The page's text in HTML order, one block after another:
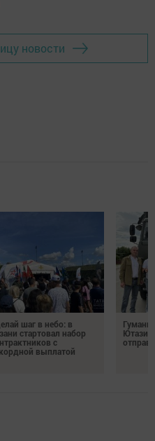
новости
шаг в небо: в
стартовал набор
с
выплатой